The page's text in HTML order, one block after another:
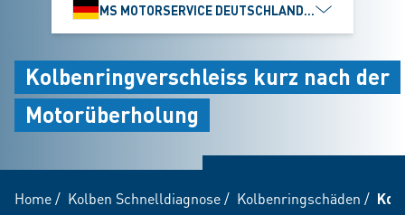
MS MOTORSERVICE DEUTSCHLAND GMBH
Kolbenringverschleiss kurz nach der
Motorüberholung
Home/ Kolben Schnelldiagnose/ Kolbenringschäden /